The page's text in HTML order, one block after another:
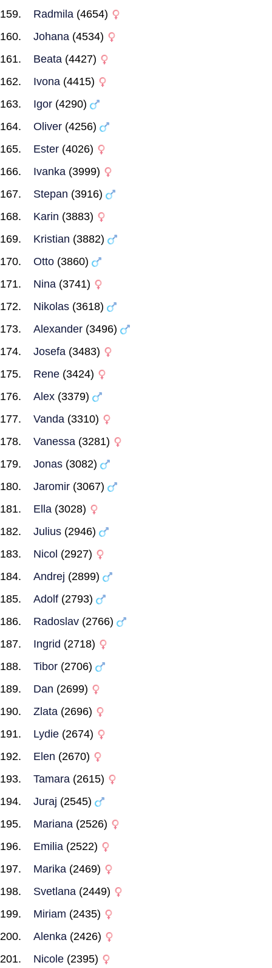
Radmila (4654)
Johana (4534)
Beata (4427)
Ivona (4415)
Igor (4290)
Oliver (4256)
Ester (4026)
Ivanka (3999)
Stepan (3916)
Karin (3883)
Kristian (3882)
Otto (3860)
Nina (3741)
Nikolas (3618)
Alexander (3496)
Josefa (3483)
Rene (3424)
Alex (3379)
Vanda (3310)
Vanessa (3281)
Jonas (3082)
Jaromir (3067)
Ella (3028)
Julius (2946)
Nicol (2927)
Andrej (2899)
Adolf (2793)
Radoslav (2766)
Ingrid (2718)
Tibor (2706)
Dan (2699)
Zlata (2696)
Lydie (2674)
Elen (2670)
Tamara (2615)
Juraj (2545)
Mariana (2526)
Emilia (2522)
Marika (2469)
Svetlana (2449)
Miriam (2435)
Alenka (2426)
Nicole (2395)